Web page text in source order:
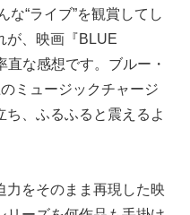
な“ライブ”を観賞してし
が、映画『BLUE
な感想です。ブルー・
ミュージックチャージ
ち、ふるふると震えるよ
力をそのまま再現した映